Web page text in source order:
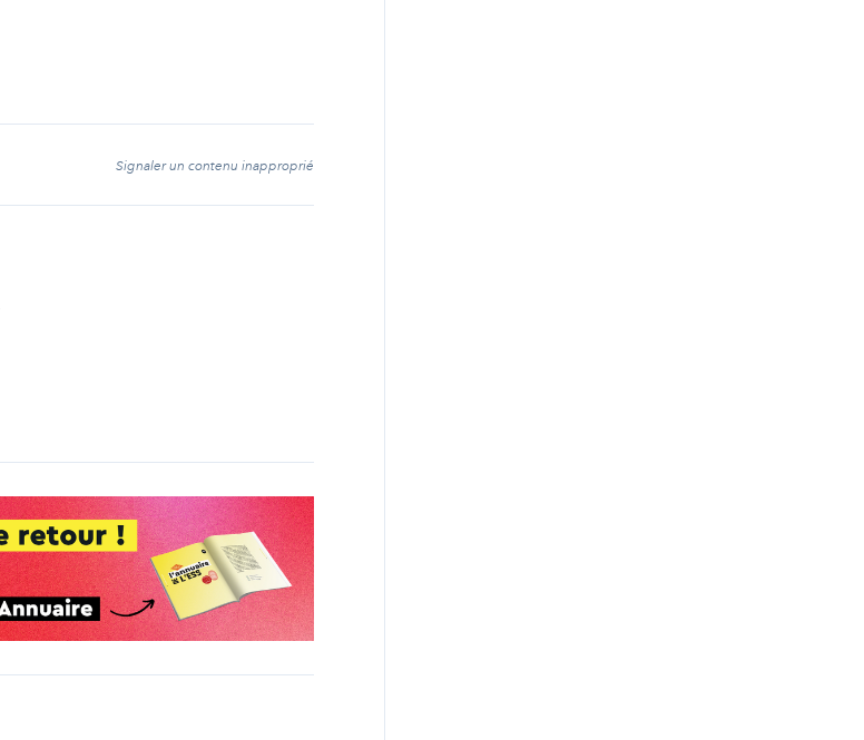
Signaler un contenu inapproprié